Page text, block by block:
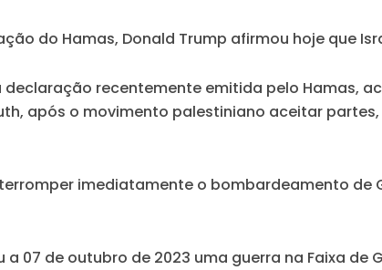
do Hamas, Donald Trump afirmou hoje que
declaração recentemente emitida pelo Hamas,
após o movimento palestiniano aceitar
imediatamente o bombardeamento de
a 07 de outubro de 2023 uma guerra na Faixa